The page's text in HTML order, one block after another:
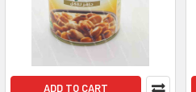
ADD TO CART